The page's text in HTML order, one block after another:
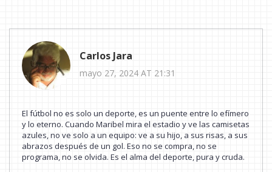
Carlos Jara
mayo 27, 2024 AT 21:31
El fútbol no es solo un deporte, es un puente entre lo efímero
y lo eterno. Cuando Maribel mira el estadio y ve las camisetas
azules, no ve solo a un equipo: ve a su hijo, a sus risas, a sus
abrazos después de un gol. Eso no se compra, no se
programa, no se olvida. Es el alma del deporte, pura y cruda.